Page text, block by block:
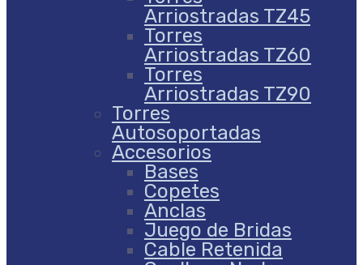
Arriostradas TZ45
Torres
Arriostradas TZ60
Torres
Arriostradas TZ90
Torres
Autosoportadas
Accesorios
Bases
Copetes
Anclas
Juego de Bridas
Cable Retenida